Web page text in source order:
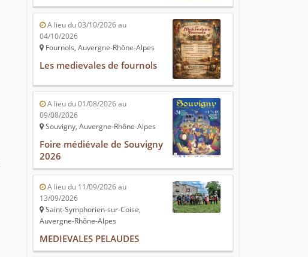
A lieu du 03/10/2026 au
04/10/2026
Fournols, Auvergne-Rhône-Alpes
Les medievales de fournols
A lieu du 01/08/2026 au
09/08/2026
Souvigny, Auvergne-Rhône-Alpes
Foire médiévale de Souvigny
2026
A lieu du 11/09/2026 au
13/09/2026
Saint-Symphorien-sur-Coise,
Auvergne-Rhône-Alpes
MEDIEVALES PELAUDES